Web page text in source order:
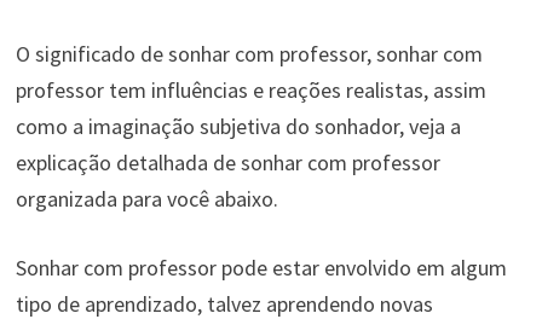
O significado de sonhar com professor, sonhar com
professor tem influências e reações realistas, assim
como a imaginação subjetiva do sonhador, veja a
explicação detalhada de sonhar com professor
organizada para você abaixo.
Sonhar com professor pode estar envolvido em algum
tipo de aprendizado, talvez aprendendo novas